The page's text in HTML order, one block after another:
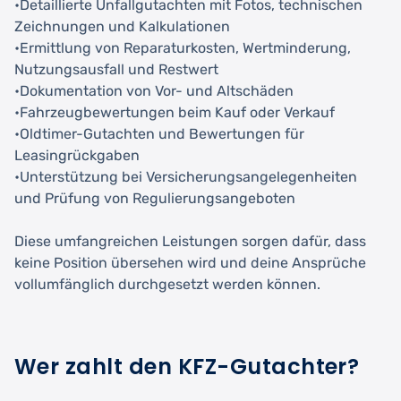
•Detaillierte Unfallgutachten mit Fotos, technischen
Zeichnungen und Kalkulationen
•Ermittlung von Reparaturkosten, Wertminderung,
Nutzungsausfall und Restwert
•Dokumentation von Vor- und Altschäden
•Fahrzeugbewertungen beim Kauf oder Verkauf
•Oldtimer-Gutachten und Bewertungen für
Leasingrückgaben
•Unterstützung bei Versicherungsangelegenheiten
und Prüfung von Regulierungsangeboten
Diese umfangreichen Leistungen sorgen dafür, dass
keine Position übersehen wird und deine Ansprüche
vollumfänglich durchgesetzt werden können.
Wer zahlt den KFZ-Gutachter?